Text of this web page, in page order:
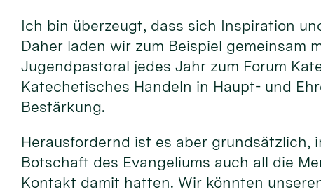
Ich bin überzeugt, dass sich Inspiration
Daher laden wir zum Beispiel gemeinsam
Jugendpastoral jedes Jahr zum Forum
Katechetisches Handeln in Haupt- und
Bestärkung.
Herausfordernd ist es aber grundsätzlich,
Botschaft des Evangeliums auch all die
Kontakt damit hatten. Wir könnten